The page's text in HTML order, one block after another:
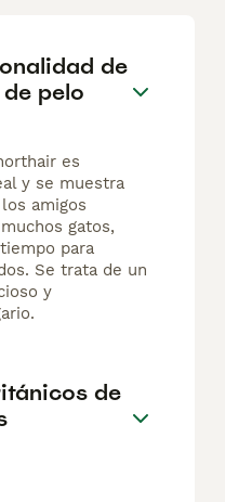
de
pelo
es
y se muestra
amigos
gatos,
para
Se trata de un
y
de